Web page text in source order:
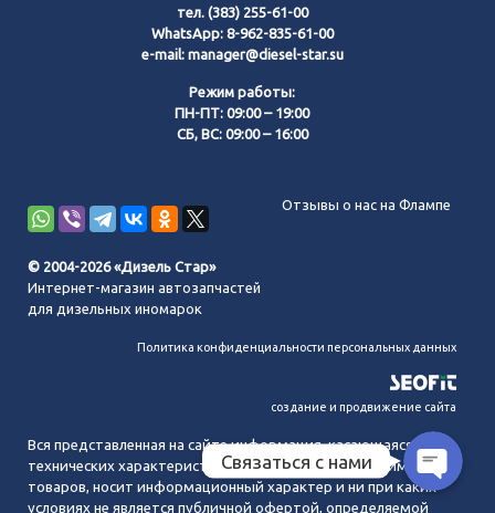
тел. (383) 255-61-00
WhatsApp: 8-962-835-61-00
e-mail: manager@diesel-star.su
Режим работы:
ПН-ПТ: 09:00 – 19:00
СБ, ВС: 09:00 – 16:00
Отзывы о нас на Флампе
© 2004-2026 «Дизель Стар»
Интернет-магазин автозапчастей
для дизельных иномарок
Политика конфиденциальности персональных данных
создание и продвижение сайта
Вся представленная на сайте информация, касающаяся
технических характеристик, наличия на складе, стоимости
товаров, носит информационный характер и ни при каких
условиях не является публичной офертой, определяемой
Связаться с нами